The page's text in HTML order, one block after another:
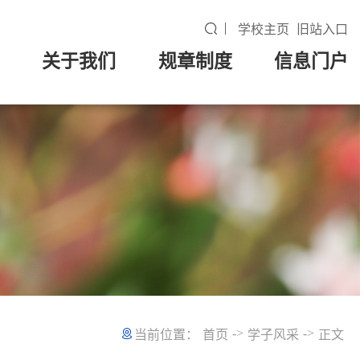
学校主页 旧站入口
关于我们 规章制度 信息门户
当前位置： 首页 -> 学子风采 -> 正文